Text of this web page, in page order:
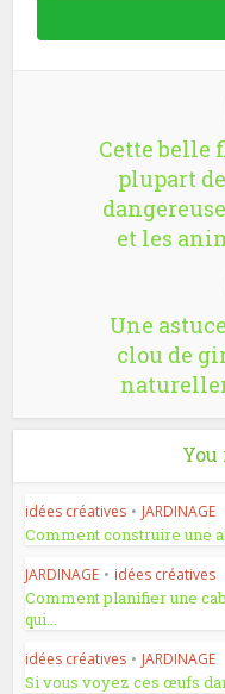
Cette belle
plupart
et les
Une
clou de
idées créatives • JARDINAGE
Comment construire une
JARDINAGE • idées créatives
Comment planifier une
qui...
idées créatives • JARDINAGE
Si vous voyez ces œufs